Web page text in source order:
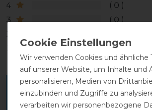
4
0
3
0
2
1
0
Melde dich an, um eine
verfassen.
Wir verwenden Cookies und ähnliche
auf unserer Website, um Inhalte und
personalisieren, Medien von
einzubinden und Zugriffe zu
verarbeiten wir personenbezogene